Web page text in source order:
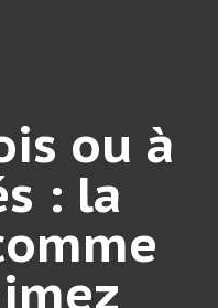
ou à
: la